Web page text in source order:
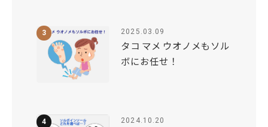
2025.03.09
タコ マメ ウオノメもソル
ボにお任せ！
2024.10.20